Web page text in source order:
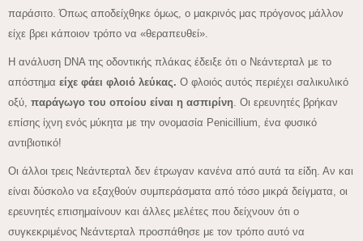
παράσιτο. Όπως αποδείχθηκε όμως, ο μακρινός μας πρόγονος μάλλον
είχε βρει κάποιον τρόπο να «θεραπευθεί».
Η ανάλυση DNA της οδοντικής πλάκας έδειξε ότι ο Νεάντερταλ με το
απόστημα είχε φάει φλοιό λεύκας. Ο φλοιός αυτός περιέχει σαλικυλικό
οξύ, παράγωγο του οποίου είναι η ασπιρίνη . Οι ερευνητές βρήκαν
επίσης ίχνη ενός μύκητα με την ονομασία Penicillium, ένα φυσικό
αντιβιοτικό!
Οι άλλοι τρεις Νεάντερταλ δεν έτρωγαν κανένα από αυτά τα είδη. Αν και
είναι δύσκολο να εξαχθούν συμπεράσματα από τόσο μικρά δείγματα, οι
ερευνητές επισημαίνουν και άλλες μελέτες που δείχνουν ότι ο
συγκεκριμένος Νεάντερταλ προσπάθησε με τον τρόπο αυτό να